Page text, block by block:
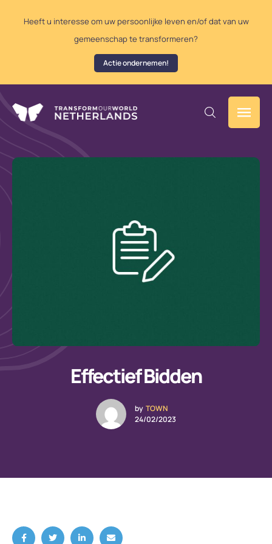
Heeft u interesse om uw persoonlijke leven en/of dat van uw
gemeenschap te transformeren?
Actie ondernemen!
Effectief Bidden
by TOWN
24/02/2023